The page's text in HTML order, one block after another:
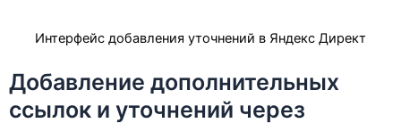
Интерфейс добавления уточнений в Яндекс Директ
Добавление дополнительных
ссылок и уточнений через